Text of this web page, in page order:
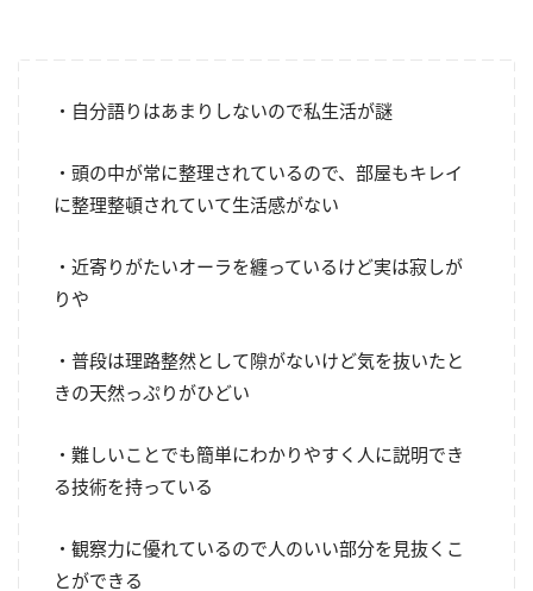
・自分語りはあまりしないので私生活が謎
・頭の中が常に整理されているので、部屋もキレイ
に整理整頓されていて生活感がない
・近寄りがたいオーラを纏っているけど実は寂しが
りや
・普段は理路整然として隙がないけど気を抜いたと
きの天然っぷりがひどい
・難しいことでも簡単にわかりやすく人に説明でき
る技術を持っている
・観察力に優れているので人のいい部分を見抜くこ
とができる